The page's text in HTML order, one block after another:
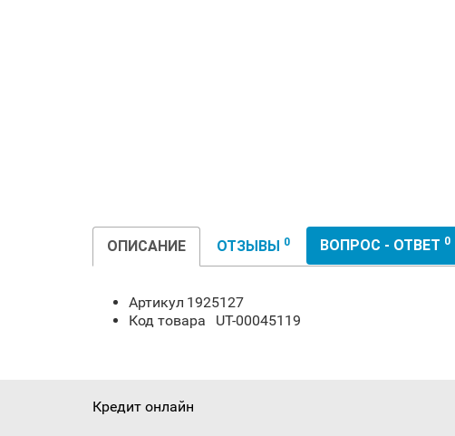
ОПИСАНИЕ ОТЗЫВЫ 0 ВОПРОС - ОТВЕТ 0
Артикул 1925127
Код товара
UT-00045119
Кредит онлайн